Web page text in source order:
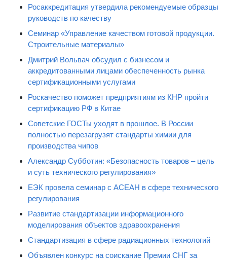
Росаккредитация утвердила рекомендуемые образцы
руководств по качеству
Семинар «Управление качеством готовой продукции.
Строительные материалы»
Дмитрий Вольвач обсудил с бизнесом и
аккредитованными лицами обеспеченность рынка
сертификационными услугами
Роскачество поможет предприятиям из КНР пройти
сертификацию РФ в Китае
Советские ГОСТы уходят в прошлое. В России
полностью перезагрузят стандарты химии для
производства чипов
Александр Субботин: «Безопасность товаров – цель
и суть технического регулирования»
ЕЭК провела семинар с АСЕАН в сфере технического
регулирования
Развитие стандартизации информационного
моделирования объектов здравоохранения
Стандартизация в сфере радиационных технологий
Объявлен конкурс на соискание Премии СНГ за